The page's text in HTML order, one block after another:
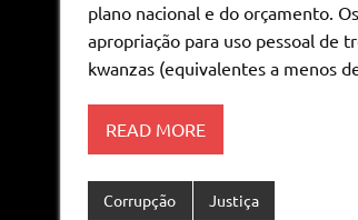
plano nacional e do orçamento.
apropriação para uso pessoal de
kwanzas (equivalentes a menos
READ MORE
Corrupção Justiça